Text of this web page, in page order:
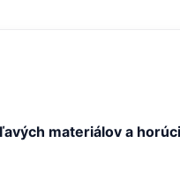
materiálov a